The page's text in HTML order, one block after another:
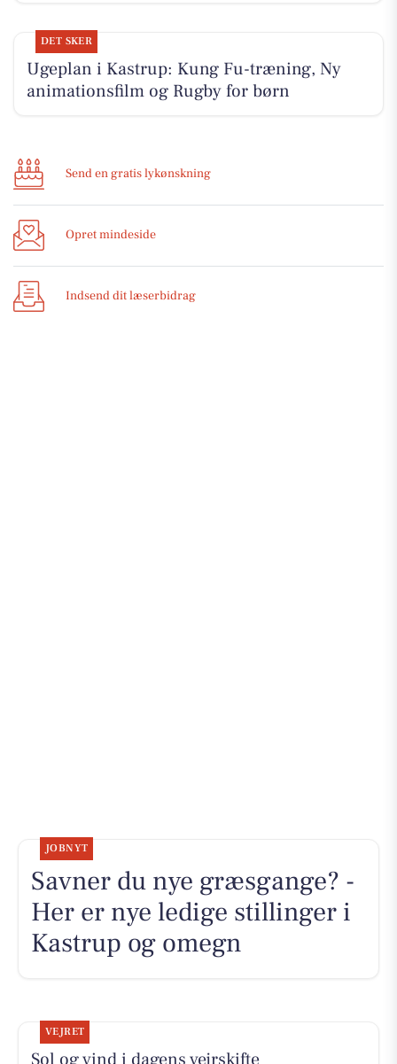
DET SKER
Ugeplan i Kastrup: Kung Fu-træning, Ny
animationsfilm og Rugby for børn
Send en gratis lykønskning
Opret mindeside
Indsend dit læserbidrag
JOBNYT
Savner du nye græsgange? -
Her er nye ledige stillinger i
Kastrup og omegn
VEJRET
Sol og vind i dagens vejrskifte